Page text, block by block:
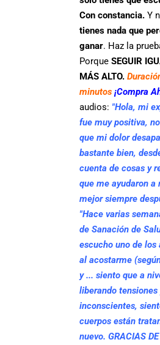
Con constancia.Y
tienes nada que
ganar. Haz la
PorqueSEGUIR
MÁS ALTO.
minutos ¡Compra
audios: "Hola, mi
fue muy positiva,
que mi dolor
bastante bien,
cuenta de cosas y
que me ayudaron a
mejor siempre
"Hace varias
de Sanación de
escucho uno de
al acostarme
y ... siento que a
liberando
inconscientes,
cuerpos están
nuevo. GRACIAS